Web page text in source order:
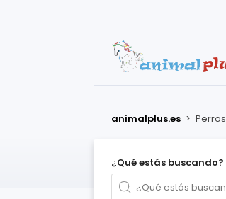
animalplus.es > Perros
¿Qué estás buscando?